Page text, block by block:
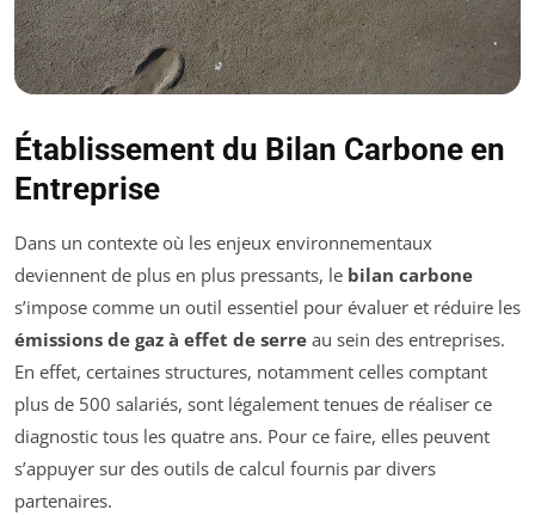
Établissement du Bilan Carbone en
Entreprise
Dans un contexte où les enjeux environnementaux
deviennent de plus en plus pressants, le bilan carbone
s’impose comme un outil essentiel pour évaluer et réduire les
émissions de gaz à effet de serre au sein des entreprises.
En effet, certaines structures, notamment celles comptant
plus de 500 salariés, sont légalement tenues de réaliser ce
diagnostic tous les quatre ans. Pour ce faire, elles peuvent
s’appuyer sur des outils de calcul fournis par divers
partenaires.